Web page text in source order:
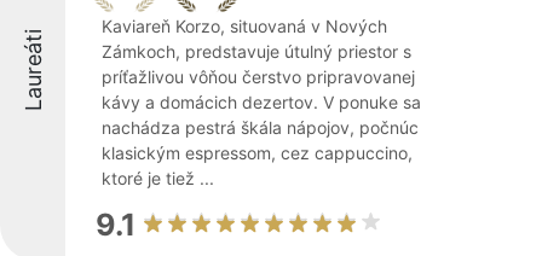
Laureáti
Kaviareň Korzo, situovaná v Nových
Zámkoch, predstavuje útulný priestor s
príťažlivou vôňou čerstvo pripravovanej
kávy a domácich dezertov. V ponuke sa
nachádza pestrá škála nápojov, počnúc
klasickým espressom, cez cappuccino,
ktoré je tiež ...
9.1